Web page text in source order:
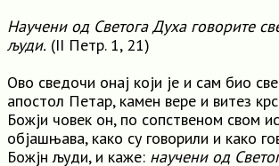
Научени од Светога Духа говорите
људи. (II Петр. 1, 21)
Ово сведочи онај који је и сам био
апостол Петар, камен вере и витез
Божји човек он, по сопственом свом
објашњава, како су говорили и како
Божјн људи, и каже: научени од